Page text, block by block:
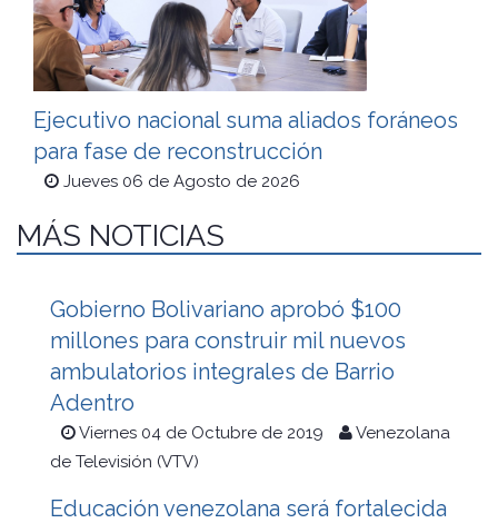
Ejecutivo nacional suma aliados foráneos
para fase de reconstrucción
Jueves 06 de Agosto de 2026
MÁS NOTICIAS
Gobierno Bolivariano aprobó $100
millones para construir mil nuevos
ambulatorios integrales de Barrio
Adentro
Viernes 04 de Octubre de 2019
Venezolana
de Televisión (VTV)
Educación venezolana será fortalecida